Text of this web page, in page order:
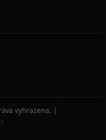
vyhrazena. |